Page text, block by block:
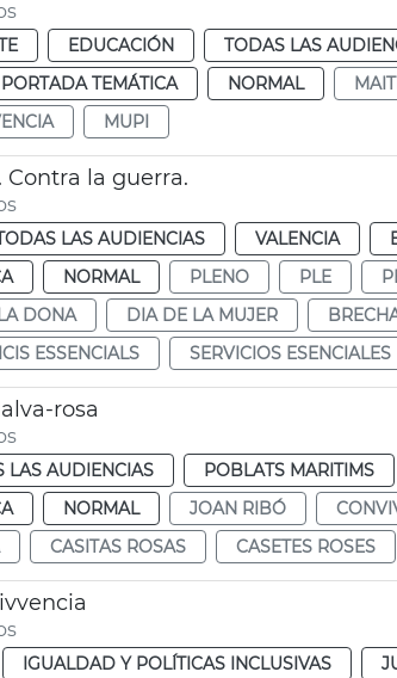
EDUCACIÓN TODAS LAS
TEMÁTICA NORMAL
MUPI
Contra la guerra.
LAS AUDIENCIAS VALENCIA
NORMAL PLENO PLE
DONA DIA DE LA MUJER
ESSENCIALS SERVICIOS ESENCIALES
rosa
LAS AUDIENCIAS POBLATS MARITIMS
NORMAL JOAN RIBÓ
CASITAS ROSAS CASETES ROSES
IGUALDAD Y POLÍTICAS INCLUSIVAS